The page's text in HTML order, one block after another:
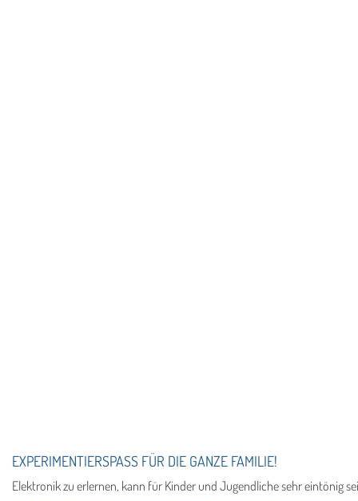
EXPERIMENTIERSPASS FÜR DIE GANZE FAMILIE!
Elektronik zu erlernen, kann für Kinder und Jugendliche sehr eintönig